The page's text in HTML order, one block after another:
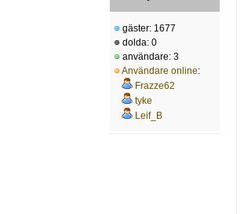
gäster: 1677
dolda: 0
användare: 3
Användare online:
Frazze62
tyke
Leif_B